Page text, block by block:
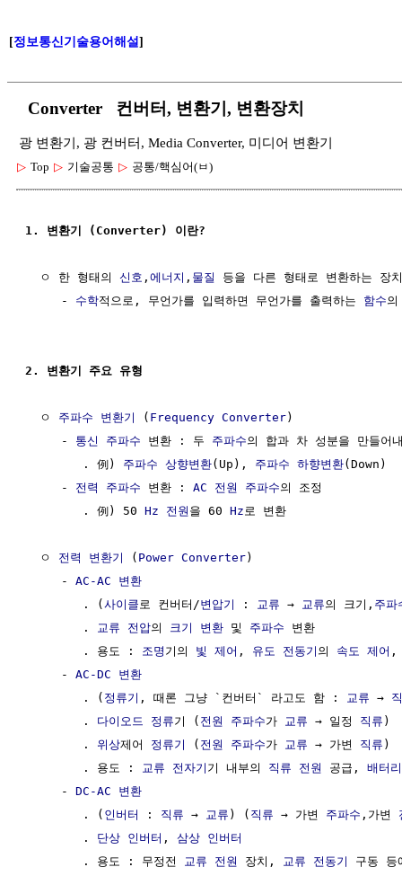
[정보통신기술용어해설]
Converter 컨버터, 변환기, 변환장치
광 변환기, 광 컨버터, Media Converter, 미디어 변환기
▷ Top ▷ 기술공통 ▷ 공통/핵심어(ㅂ)
1. 변환기 (Converter) 이란?
  ㅇ 한 형태의
신호 , 에너지 , 물질
등을 다른 형태로 변환하는 장치
     -
수학적으로, 무언가를 입력하면 무언가를 출력하는 함수
2. 변환기 주요 유형
  ㅇ
주파수 변환기 ( Frequency Converter)
     -
통신 주파수 변환 : 두 주파수의 합과 차 성분을 만들어
        . 例)
주파수 상향변환(Up), 주파수 하향변환
     -
전력 주파수 변환 : AC 전원 주파수의 조정
        . 例) 50
Hz 전원 을 60 Hz 로 변환
  ㅇ
전력 변환기 ( Power Converter)
     -
AC-AC 변환
        . (
사이클 로 컨버터/변압기 : 교류 → 교류의 크기, 주파
        .
교류 전압의 크기 변환 및 주파수 변환
        . 용도 :
조명 기의 빛 제어 , 유도 전동기 의 속도 제어 ,
     -
AC-DC 변환
        . (
정류기 , 때론 그냥 `컨버터` 라고도 함 : 교류 →
        .
다이오드 정류기 ( 전원 주파수가 교류 → 일정 직류 )
        .
위상제어 정류기 ( 전원 주파수가 교류 → 가변 직류 )
        . 용도 :
교류 전자기 기 내부의 직류 전원 공급, 배터리
     -
DC-AC 변환
        . (
인버터 : 직류 → 교류 ) ( 직류 → 가변 주파수 ,가변
        .
단상 인버터 , 삼상 인버터
        . 용도 : 무정전
교류 전원 장치, 교류 전동기
구동 등